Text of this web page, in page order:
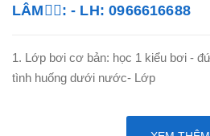
LÂM🏊‍♂️: - LH: 0966616688
1. Lớp bơi cơ bản: học 1 kiểu bơi -
tình huống dưới nước- Lớp